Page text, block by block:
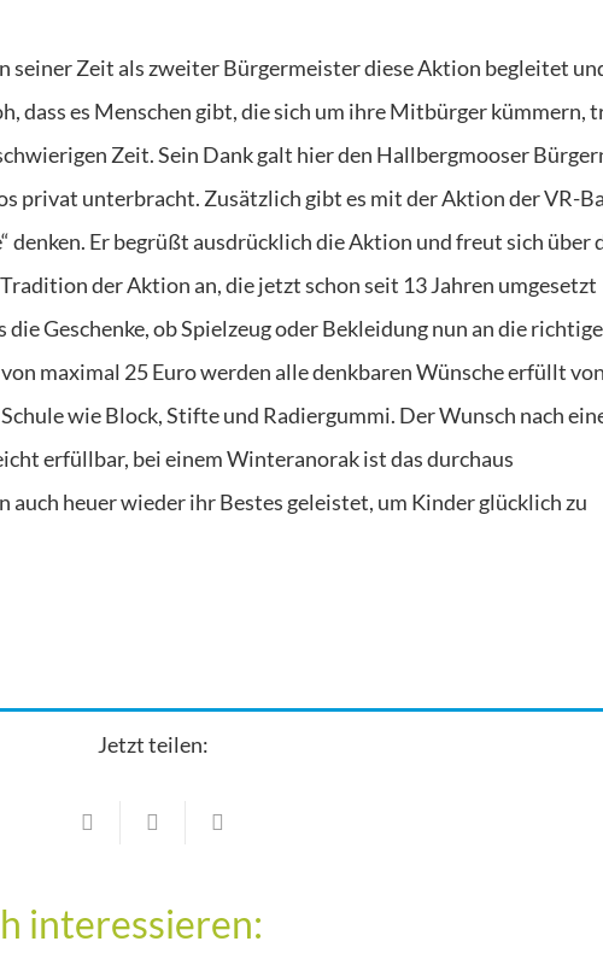
seiner Zeit als zweiter Bürgermeister diese Aktion begleitet
dass es Menschen gibt, die sich um ihre Mitbürger kümmern,
Zeit. Sein Dank galt hier den Hallbergmooser
privat unterbracht. Zusätzlich gibt es mit der Aktion der VR-
denken. Er begrüßt ausdrücklich die Aktion und freut sich über
der Aktion an, die jetzt schon seit 13 Jahren umgesetzt
Geschenke, ob Spielzeug oder Bekleidung nun an die richtige
maximal 25 Euro werden alle denkbaren Wünsche erfüllt von
wie Block, Stifte und Radiergummi. Der Wunsch nach
erfüllbar, bei einem Winteranorak ist das durchaus
heuer wieder ihr Bestes geleistet, um Kinder glücklich zu
Jetzt teilen:
interessieren:Schwimmen und Lesen gehören zusammen